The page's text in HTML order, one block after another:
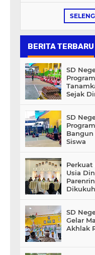
BERITA TERBARU
SD
Sejak
SD
Siswa
Usia
SD
Gelar
Akhlak